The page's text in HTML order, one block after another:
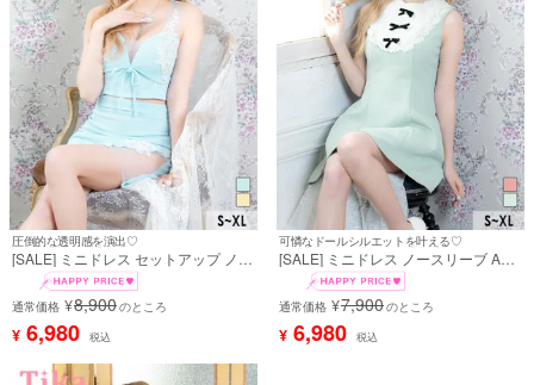
圧倒的な透明感を演出♡
[SALE] ミニドレス セットアップ ノー
スリーブ 立体フラワー 刺繍 リボン 谷
間 シアー ストレッチ タイト パステル
水色 XL キャバドレス (戦慄かなの着
用) [tk-mds268009a]
通常価格 ¥8,900のところ
¥ 6,980 税込
可憐なドールシルエットを叶える♡
[SALE] ミニドレス ノースリーブ Aラ
イン レース 襟付き リボン 同伴 胸元
カバー 下着のまま ミントブルー XL
キャバドレス (戦慄かなの着用) [tk-
md8978a]
通常価格 ¥7,900のところ
¥ 6,980 税込